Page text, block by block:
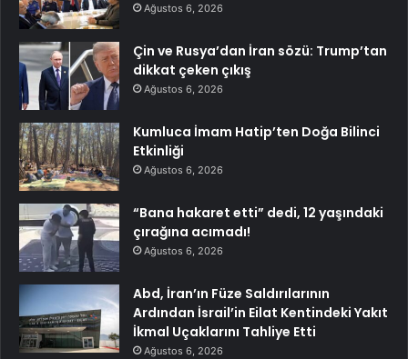
Ağustos 6, 2026
Çin ve Rusya’dan İran sözü: Trump’tan
dikkat çeken çıkış
Ağustos 6, 2026
Kumluca İmam Hatip’ten Doğa Bilinci
Etkinliği
Ağustos 6, 2026
“Bana hakaret etti” dedi, 12 yaşındaki
çırağına acımadı!
Ağustos 6, 2026
Abd, İran’ın Füze Saldırılarının
Ardından İsrail’in Eilat Kentindeki Yakıt
İkmal Uçaklarını Tahliye Etti
Ağustos 6, 2026